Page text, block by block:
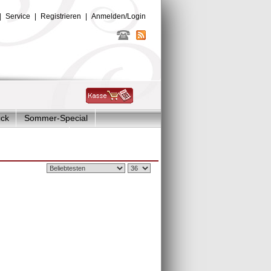
Service Registrieren Anmelden/Login
Sommer-Special